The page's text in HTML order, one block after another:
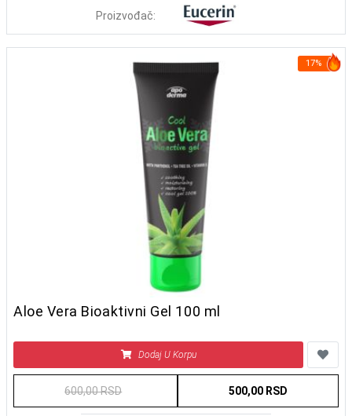
Proizvođač:
17%
Aloe Vera Bioaktivni Gel 100 ml
Dodaj U Korpu
600,00 RSD 500,00 RSD